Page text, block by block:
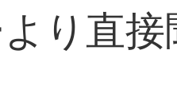
り直